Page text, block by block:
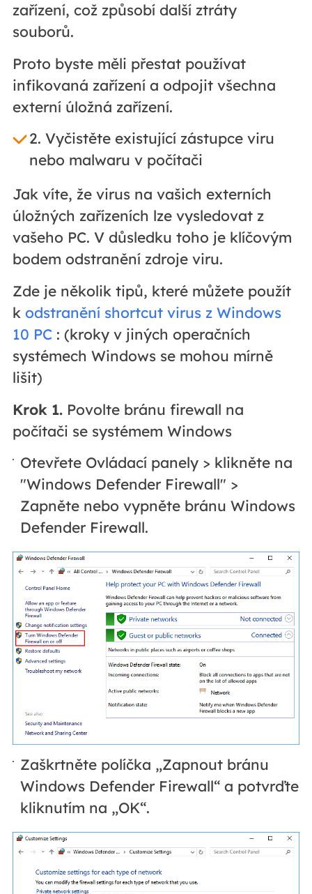
zařízení, což způsobí další ztráty
souborů.
Proto byste měli přestat používat
infikovaná zařízení a odpojit všechna
externí úložná zařízení.
2. Vyčistěte existující zástupce viru
nebo malwaru v počítači
Jak víte, že virus na vašich externích
úložných zařízeních lze vysledovat z
vašeho PC. V důsledku toho je klíčovým
bodem odstranění zdroje viru.
Zde je několik tipů, které můžete použít
k odstranění shortcut virus z Windows
10 PC: (kroky v jiných operačních
systémech Windows se mohou mírně
lišit)
Krok 1.Povolte bránu firewall na
počítači se systémem Windows
Otevřete Ovládací panely > klikněte na
"Windows Defender Firewall" >
Zapněte nebo vypněte bránu Windows
Defender Firewall.
Zaškrtněte políčka „Zapnout bránu
Windows Defender Firewall“ a potvrďte
kliknutím na „OK“.